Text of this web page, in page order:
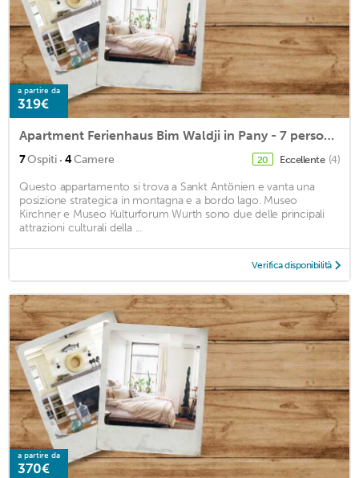
a partire da
319€
Apartment Ferienhaus Bim Waldji in Pany - 7 persons, 4 bedrooms
7Ospiti · 4Camere 20 Eccellente (4)
Questo appartamento si trova a Sankt Antönien e vanta una
posizione strategica in montagna e a bordo lago. Museo
Kirchner e Museo Kulturforum Wurth sono due delle principali
attrazioni culturali della ...
Verifica disponibilità
a partire da
370€